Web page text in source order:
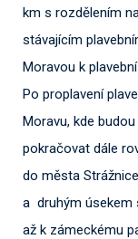
km s rozdělením
stávajícím
Moravou k
Po proplavení
Moravu, kde
pokračovat dále
do města
a druhým úsekem
až k zámeckému